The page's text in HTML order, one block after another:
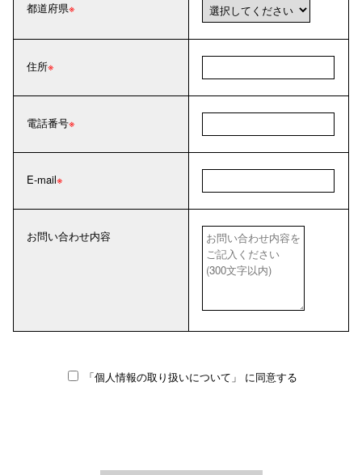
都道府県
住所
電話番号
E-mail
お問い合わせ内容
「個人情報の取り扱いについて」 に同意する